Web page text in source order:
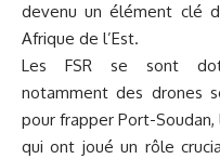
devenu un élément clé
Afrique de l’Est.
Les FSR se sont
notamment des drones
pour frapper Port-
qui ont joué un rôle